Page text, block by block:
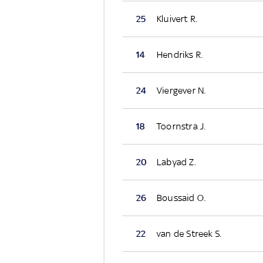
25 Kluivert R.
14 Hendriks R.
24 Viergever N.
18 Toornstra J.
20 Labyad Z.
26 Boussaid O.
22 van de Streek S.